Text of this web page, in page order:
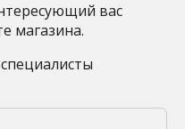
вас
магазина.